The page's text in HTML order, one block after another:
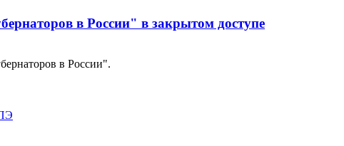
в России" в закрытом доступе
в России".